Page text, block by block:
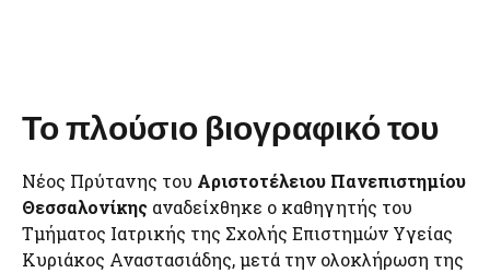
Το πλούσιο βιογραφικό του
Νέος Πρύτανης του Αριστοτέλειου Πανεπιστημίου
Θεσσαλονίκης αναδείχθηκε ο καθηγητής του
Τμήματος Ιατρικής της Σχολής Επιστημών Υγείας
Κυριάκος Αναστασιάδης, μετά την ολοκλήρωση της